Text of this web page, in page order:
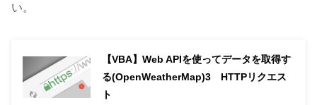
い。
【VBA】Web APIを使ってデータを取得す
る(OpenWeatherMap)3 HTTPリクエス
ト